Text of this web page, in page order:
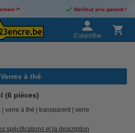
!* Meilleur prix garanti !
S'identifier
Verres à thé
(6 pièces)
verre à thé transparent verre
spécifications et la description